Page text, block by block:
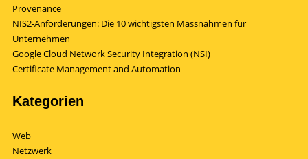
Provenance
NIS2-Anforderungen: Die 10 wichtigsten Massnahmen für
Unternehmen
Google Cloud Network Security Integration (NSI)
Certificate Management and Automation
Kategorien
Web
Netzwerk